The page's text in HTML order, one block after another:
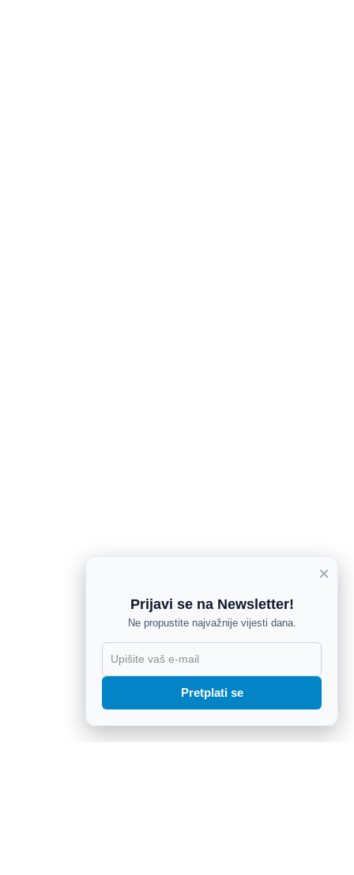
×
Prijavi se na Newsletter!
Ne propustite najvažnije vijesti dana.
Pretplati se